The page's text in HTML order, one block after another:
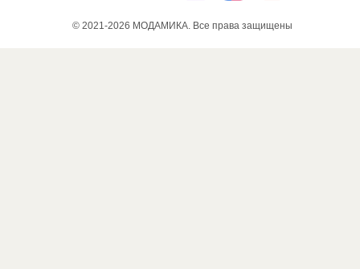
© 2021-2026 МОДАМИКА. Все права защищены